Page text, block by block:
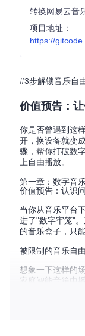
项目地址：
https://
#3步解锁音乐自
价值预告：
你是否曾遇到这
开，换设备就变
骤，帮你打破数
上自由播放。
第一章：数字音
价值预告：认识
当你从音乐平台
进了"数字牢笼"
的音乐盒子，只
被限制的音乐自由
想象一下这样的
家庭智能音箱中
专辑，在车载系
机，旧设备上的